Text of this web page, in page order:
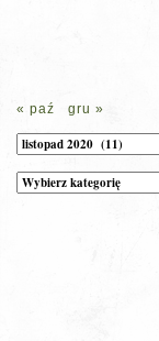
« paź gru »
Archiwum
Kategorie
wpisów